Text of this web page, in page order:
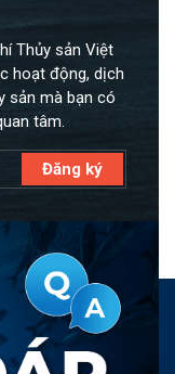
Thủy sản Việt
hoạt động, dịch
sản mà bạn có
tâm.